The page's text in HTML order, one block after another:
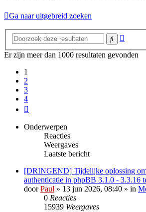
Ga naar uitgebreid zoeken
Zoek
Er zijn meer dan 1000 resultaten gevonden
1
2
3
4
Onderwerpen
Reacties
Weergaves
Laatste bericht
[DRINGEND] Tijdelijke oplossing
authenticatie in phpBB 3.1.0 - 3.3.16
doorPaul » 13 jun 2026, 08:40 » in
0 Reacties
15939 Weergaves